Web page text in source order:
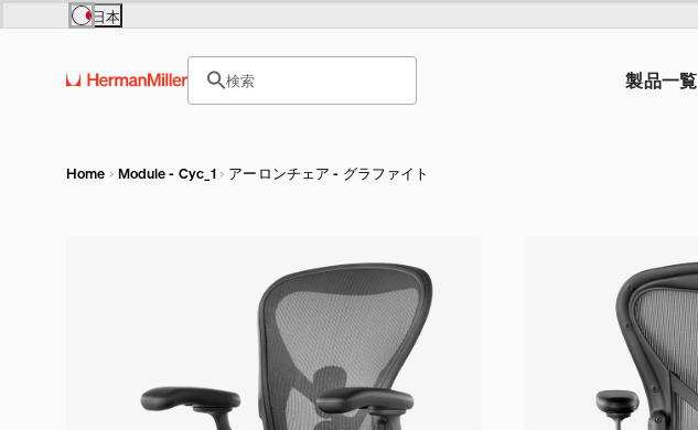
Skip to main content
Europe
United Kingdom (£)
France (€)
Deutschland (€)
Luxembourg (€)
Asia Pacific
India (₹)
The Americas
Canada ($)
日本
サイト内検索のためのテキストを入力してください。
検索
ヘッダー検索ボックスをオープン
製品一覧
Home Module - Cyc_1 アーロンチェア - グラファイト